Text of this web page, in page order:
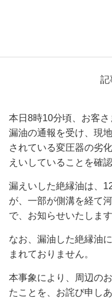
記
本日8時10分頃、お客
漏油の通報を受け、現
されている変圧器の劣
えいしていることを確
漏えいした絶縁油は、
が、一部が側溝を経て
で、お知らせいたします
なお、漏油した絶縁油
まれておりません。
本事象により、周辺の
たことを、お詫び申しあ